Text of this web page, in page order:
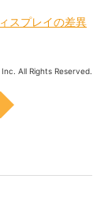
スプレイの差異
All Rights Reserved.